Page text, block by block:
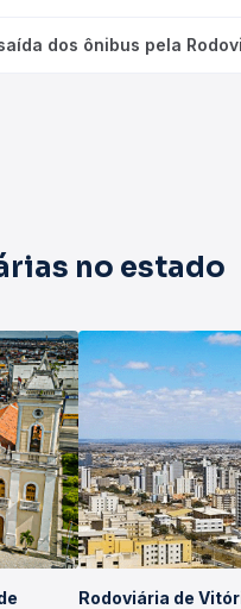
dos ônibus pela
no estado
Rodoviária de